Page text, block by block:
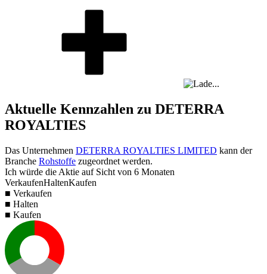
Aktuelle Kennzahlen zu DETERRA
ROYALTIES
Das Unternehmen DETERRA ROYALTIES LIMITED kann der
Branche Rohstoffe zugeordnet werden.
Ich würde die Aktie auf Sicht von 6 Monaten
VerkaufenHaltenKaufen
■ Verkaufen
■ Halten
■ Kaufen